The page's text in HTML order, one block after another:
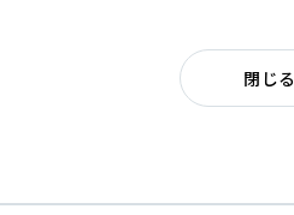
閉じる